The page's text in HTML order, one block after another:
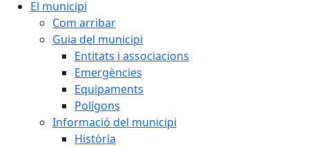
El municipi
Com arribar
Guia del municipi
Entitats i associacions
Emergències
Equipaments
Polígons
Informació del municipi
Història